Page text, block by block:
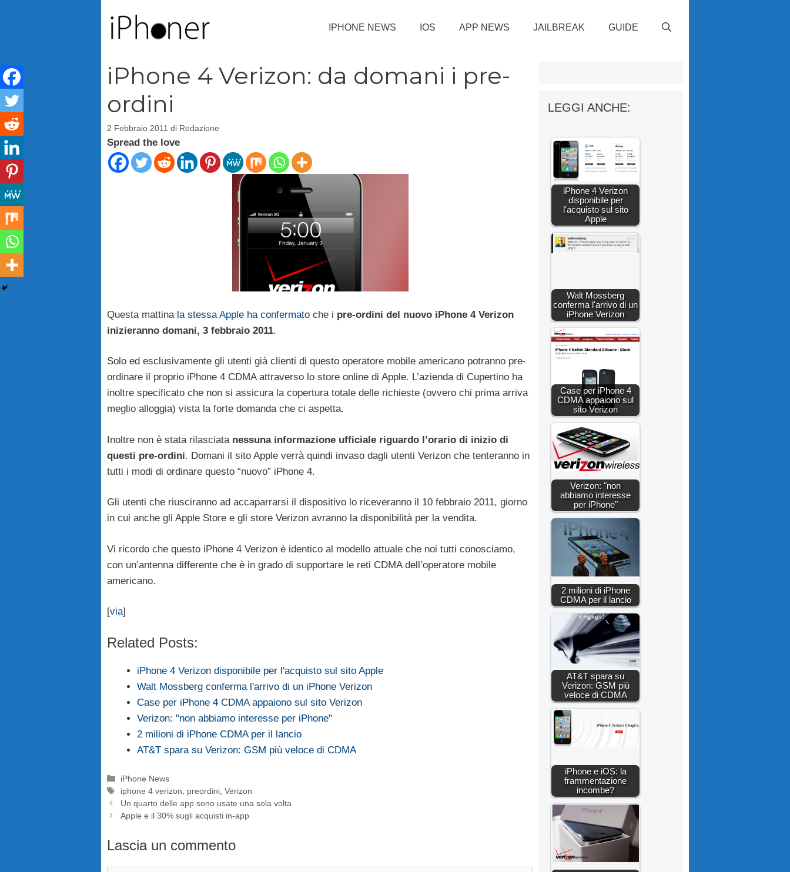
IPHONE NEWS IOS APP NEWS JAILBREAK GUIDE
iPhone 4 Verizon: da domani i pre-
ordini
2 Febbraio 2011 di Redazione
Spread the love
Questa mattina la stessa Apple ha confermato che i pre-ordini del nuovo iPhone 4 Verizon
inizieranno domani, 3 febbraio 2011.
Solo ed esclusivamente gli utenti già clienti di questo operatore mobile americano potranno pre-
ordinare il proprio iPhone 4 CDMA attraverso lo store online di Apple. L’azienda di Cupertino ha
inoltre specificato che non si assicura la copertura totale delle richieste (ovvero chi prima arriva
meglio alloggia) vista la forte domanda che ci aspetta.
Inoltre non è stata rilasciata nessuna informazione ufficiale riguardo l’orario di inizio di
questi pre-ordini. Domani il sito Apple verrà quindi invaso dagli utenti Verizon che tenteranno in
tutti i modi di ordinare questo “nuovo” iPhone 4.
Gli utenti che riusciranno ad accaparrarsi il dispositivo lo riceveranno il 10 febbraio 2011, giorno
in cui anche gli Apple Store e gli store Verizon avranno la disponibilità per la vendita.
Vi ricordo che questo iPhone 4 Verizon è identico al modello attuale che noi tutti conosciamo,
con un’antenna differente che è in grado di supportare le reti CDMA dell’operatore mobile
americano.
[via]
Related Posts:
iPhone 4 Verizon disponibile per l'acquisto sul sito Apple
Walt Mossberg conferma l'arrivo di un iPhone Verizon
Case per iPhone 4 CDMA appaiono sul sito Verizon
Verizon: "non abbiamo interesse per iPhone"
2 milioni di iPhone CDMA per il lancio
AT&T spara su Verizon: GSM più veloce di CDMA
Categorie
iPhone News
Tag
iphone 4 verizon preordini ,Verizon
Un quarto delle app sono usate una sola volta
Apple e il 30% sugli acquisti in-app
Lascia un commento
LEGGI ANCHE:
iPhone 4 Verizon
disponibile per
l'acquisto sul sito
Apple
Walt Mossberg
conferma l'arrivo di un
iPhone Verizon
Case per iPhone 4
CDMA appaiono sul
sito Verizon
Verizon: "non
abbiamo interesse
per iPhone"
2 milioni di iPhone
CDMA per il lancio
AT&T spara su
Verizon: GSM più
veloce di CDMA
iPhone e iOS: la
frammentazione
incombe?